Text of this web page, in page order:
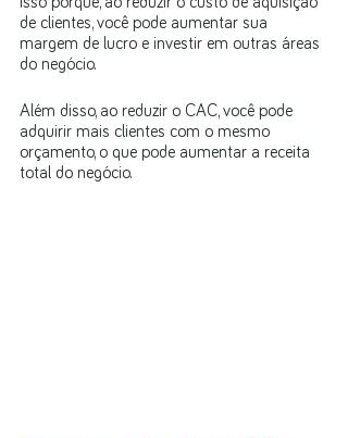
de clientes, você pode aumentar sua
margem de lucro e investir em outras áreas
do negócio.
Além disso, ao reduzir o CAC, você pode
adquirir mais clientes com o mesmo
orçamento, o que pode aumentar a receita
total do negócio.